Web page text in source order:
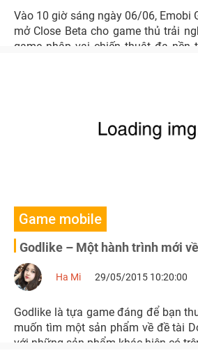
Vào 10 giờ sáng ngày 06/06, Emobi
mở Close Beta cho game thủ trải
game nhập vai chiến thuật đa nền
Game mobile
Godlike – Một hành trình mới
Ha Mi 29/05/2015 10:20:00
Godlike là tựa game đáng để bạn
muốn tìm một sản phẩm về đề tài
với những sản phẩm khác hiện có